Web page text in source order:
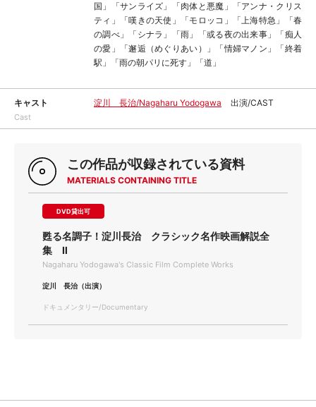
国」「サンライズ」「肉体と悪魔」「アンナ・クリス
ティ」「嘆きの天使」「モロッコ」「上海特急」「春
の調べ」「シナラ」「雨」「或る夜の出来事」「痴人
の愛」「邂逅（めぐりあい）」「情婦マノン」「終着
駅」「雨の朝パリに死す」「道」
キャスト
Cast
淀川 長治/Nagaharu Yodogawa 出演/CAST
この作品が収録されている資料
MATERIALS CONTAINING TITLE
DVD貸出可
甦る名調子！淀川長治 クラシック名作映画解説全
集 Ⅱ
Nagaharu Yodogawa's Classic Film Complete Works
淀川 長治（出演）
ドキュメンタリー/Documentary